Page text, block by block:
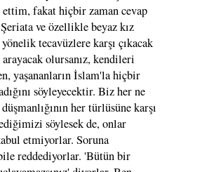
ettim, fakat hiçbir zaman cevap
ve özellikle beyaz kız
tecavüzlere karşı çıkacak
olursanız, kendileri
yaşananların İslam'la hiçbir
söyleyecektir. Biz her ne
her türlüsüne karşı
söylesek de, onlar
etmiyorlar. Soruna
reddediyorlar. 'Bütün bir